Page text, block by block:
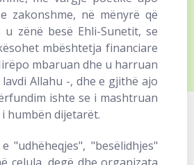
zakonshme, në mënyrë që
zënë besë Ehli-Sunetit, se
mbështetja financiare
mbaruan dhe u harruan
Allahu -, dhe e gjithë ajo
ishte se i mashtruan
humbën dijetarët.
"udhëheqjes", "besëlidhjes"